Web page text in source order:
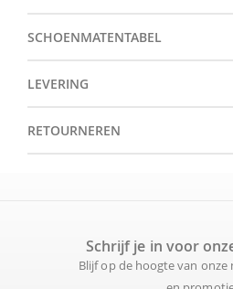
SCHOENMATENTABEL
LEVERING
RETOURNEREN
Schrijf je in voor
Blijf op de hoogte van